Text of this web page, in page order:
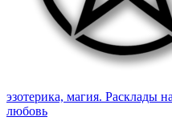
эзотерика, магия. Расклады
любовь